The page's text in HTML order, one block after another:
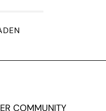
COMMUNITY